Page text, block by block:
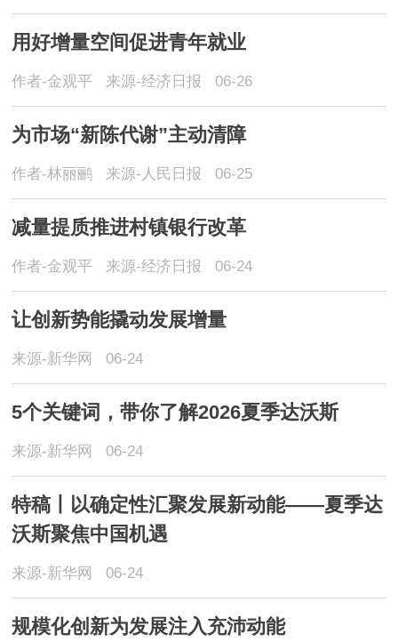
用好增量空间促进青年就业
作者-金观平 来源-经济日报 06-26
为市场“新陈代谢”主动清障
作者-林丽鹂 来源-人民日报 06-25
减量提质推进村镇银行改革
作者-金观平 来源-经济日报 06-24
让创新势能撬动发展增量
来源-新华网 06-24
5个关键词，带你了解2026夏季达沃斯
来源-新华网 06-24
特稿丨以确定性汇聚发展新动能——夏季达
沃斯聚焦中国机遇
来源-新华网 06-24
规模化创新为发展注入充沛动能